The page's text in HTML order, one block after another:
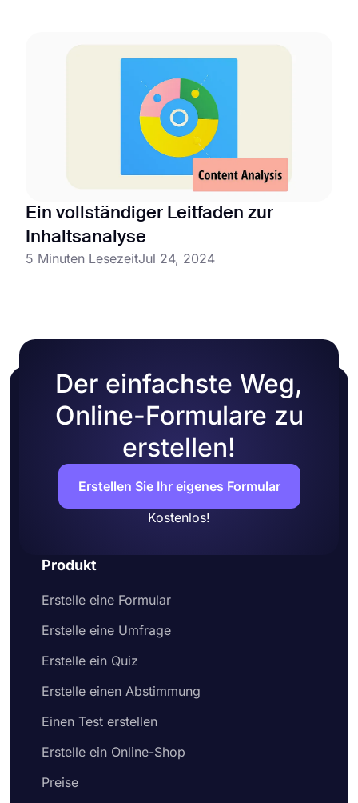
Ein vollständiger Leitfaden zur
Inhaltsanalyse
5 Minuten LesezeitJul 24, 2024
Der einfachste Weg,
Online-Formulare zu
erstellen!
Erstellen Sie Ihr eigenes Formular
Kostenlos!
Produkt
Erstelle eine Formular
Erstelle eine Umfrage
Erstelle ein Quiz
Erstelle einen Abstimmung
Einen Test erstellen
Erstelle ein Online-Shop
Preise